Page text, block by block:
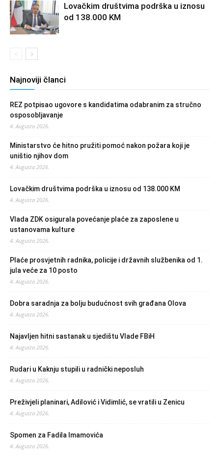
Lovačkim društvima podrška u iznosu
od 138.000 KM
Najnoviji članci
REZ potpisao ugovore s kandidatima odabranim za stručno
osposobljavanje
4. Augusta 2026.
Ministarstvo će hitno pružiti pomoć nakon požara koji je
uništio njihov dom
4. Augusta 2026.
Lovačkim društvima podrška u iznosu od 138.000 KM
4. Augusta 2026.
Vlada ZDK osigurala povećanje plaće za zaposlene u
ustanovama kulture
4. Augusta 2026.
Plaće prosvjetnih radnika, policije i državnih službenika od 1.
jula veće za 10 posto
4. Augusta 2026.
Dobra saradnja za bolju budućnost svih građana Olova
4. Augusta 2026.
Najavljen hitni sastanak u sjedištu Vlade FBiH
4. Augusta 2026.
Rudari u Kaknju stupili u radnički neposluh
4. Augusta 2026.
Preživjeli planinari, Adilović i Vidimlić, se vratili u Zenicu
4. Augusta 2026.
Spomen za Fadila Imamovića
4. Augusta 2026.